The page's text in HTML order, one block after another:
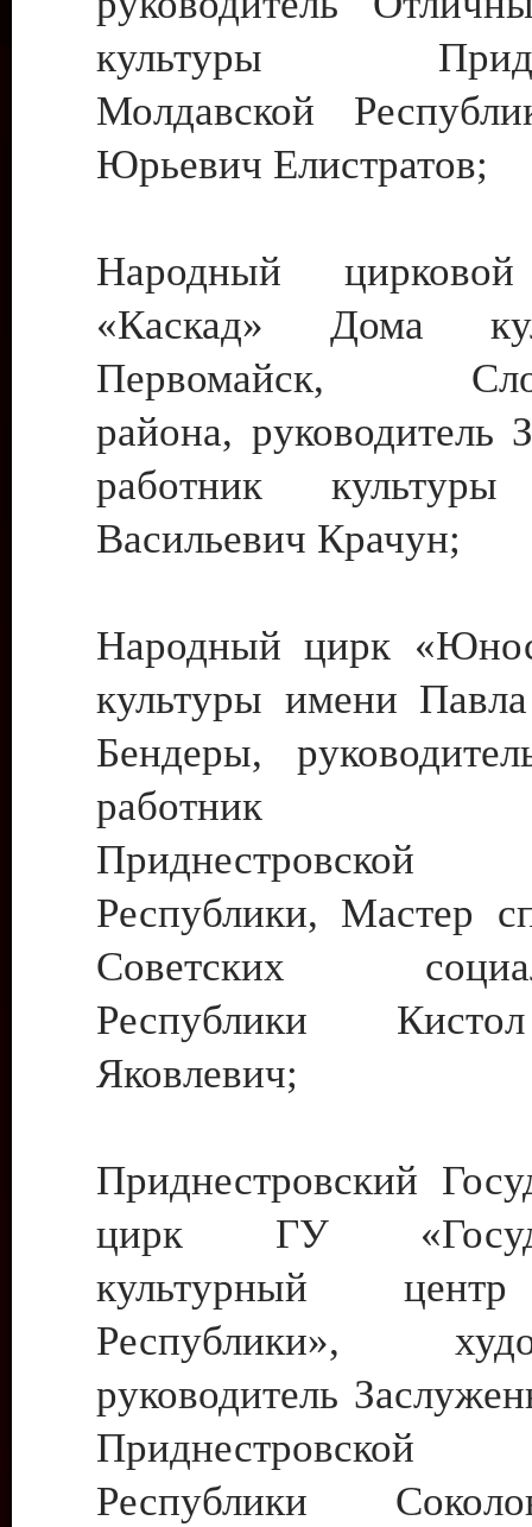
культуры
Молдавской
Юрьевич Елистратов;
Народный цирковой
«Каскад» Дома
Первомайск,
района, руководитель
работник культуры
Васильевич Крачун;
Народный цирк
культуры имени
Бендеры,
работник
Приднестровской
Республики, Мастер
Советских
Республики
Яковлевич;
Приднестровский
цирк ГУ
культурный
Республики»,
руководитель
Приднестровской
Республики